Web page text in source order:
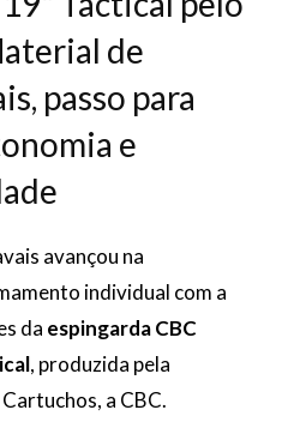
de
passo para
e
avançou na
individual com a
da espingarda CBC
, produzida pela
a CBC.